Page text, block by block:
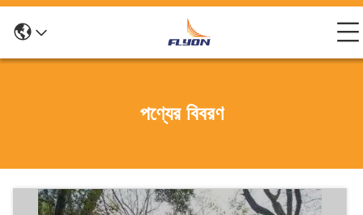
পণ্যের বিবরণ